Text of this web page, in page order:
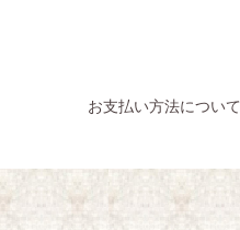
お支払い方法について